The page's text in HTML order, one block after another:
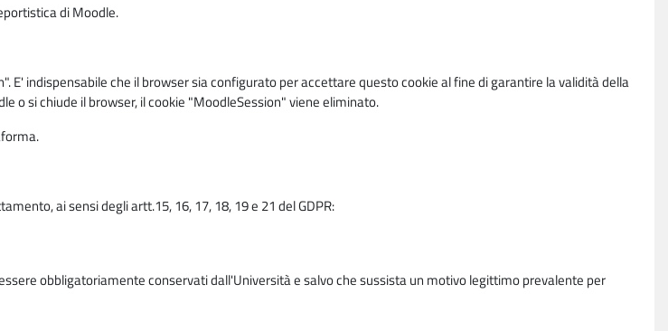
di Moodle.
indispensabile che il browser sia configurato per accettare questo cookie al fine di garantire la validità della
o si chiude il browser, il cookie "MoodleSession" viene eliminato.
ai sensi degli artt.15, 16, 17, 18, 19 e 21 del GDPR:
obbligatoriamente conservati dall'Università e salvo che sussista un motivo legittimo prevalente per